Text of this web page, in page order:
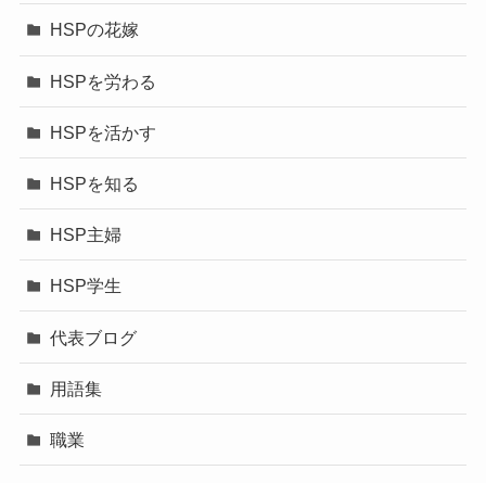
HSPの花嫁
HSPを労わる
HSPを活かす
HSPを知る
HSP主婦
HSP学生
代表ブログ
用語集
職業